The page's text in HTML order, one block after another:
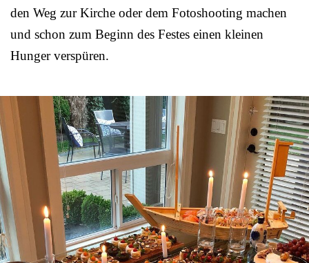
den Weg zur Kirche oder dem Fotoshooting machen
und schon zum Beginn des Festes einen kleinen
Hunger verspüren.